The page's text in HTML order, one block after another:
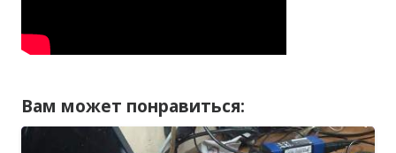
Вам может понравиться: